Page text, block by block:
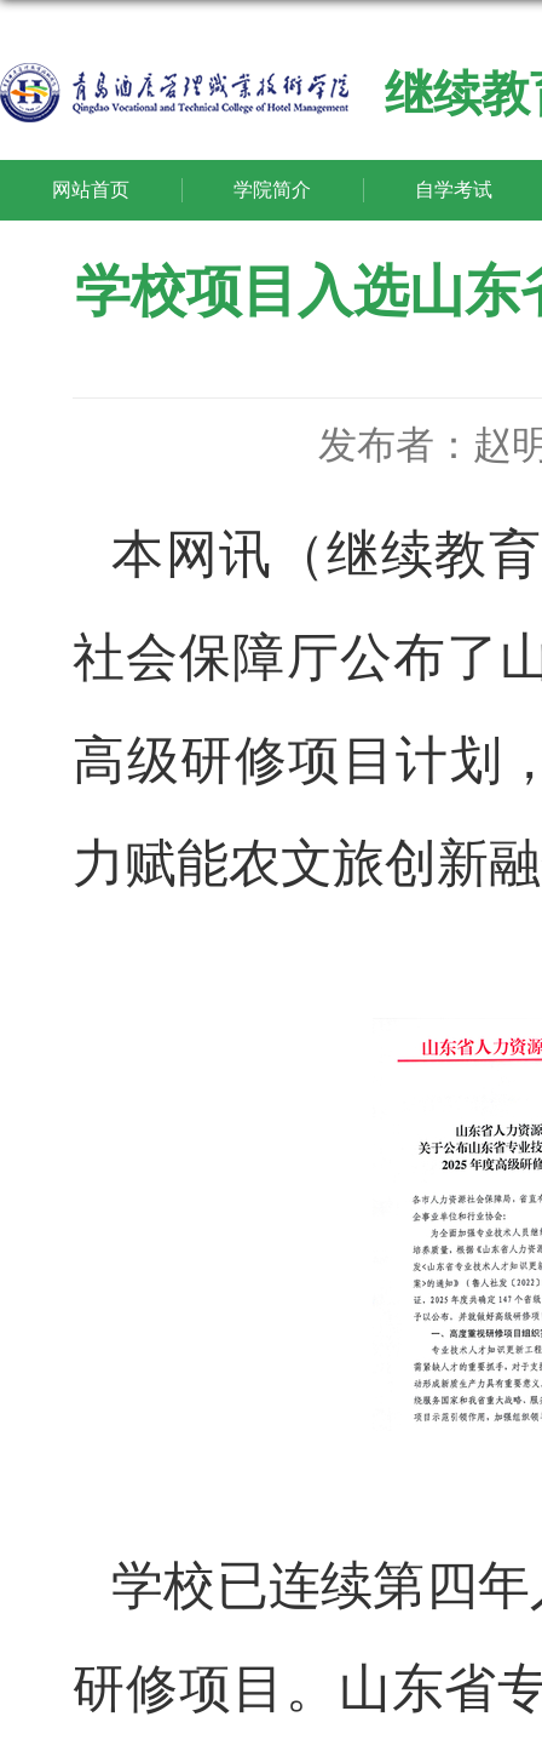
继续
网站首页 学院简介 自学考试
学校项目入选山东
发布者：赵
本网讯 （继续教
社会保障厅公布了
高级研修项目计划
力赋能农文旅创新
学校已连续第四
研修项目。山东省